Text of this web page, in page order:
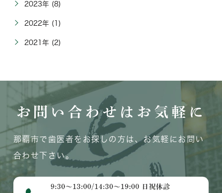
2023年 (8)
2022年 (1)
2021年 (2)
お問い合わせはお気軽に
那覇市で歯医者をお探しの方は、お気軽にお問い
合わせ下さい。